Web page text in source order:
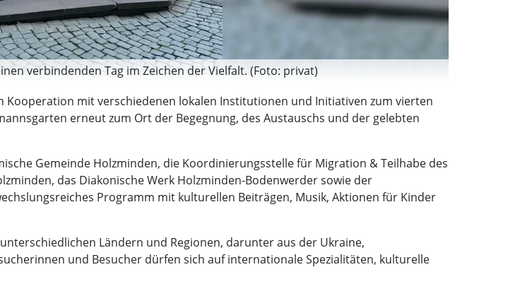
verbindenden Tag im Zeichen der Vielfalt. (Foto: privat)
Kooperation mit verschiedenen lokalen Institutionen und Initiativen zum vierten
erneut zum Ort der Begegnung, des Austauschs und der gelebten
Gemeinde Holzminden, die Koordinierungsstelle für Migration & Teilhabe des
das Diakonische Werk Holzminden-Bodenwerder sowie der
Programm mit kulturellen Beiträgen, Musik, Aktionen für Kinder
Ländern und Regionen, darunter aus der Ukraine,
und Besucher dürfen sich auf internationale Spezialitäten, kulturelle